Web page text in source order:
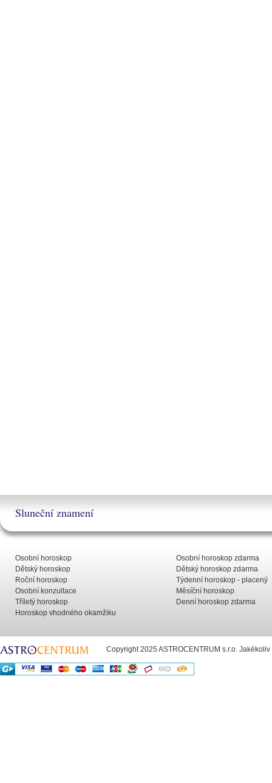
Sluneční znamení
Osobní horoskop
Dětský horoskop
Roční horoskop
Osobní konzultace
Tříletý horoskop
Horoskop vhodného okamžiku
Osobní horoskop zdarma
Dětský horoskop zdarma
Týdenní horoskop - placený
Měsíční horoskop
Denní horoskop zdarma
Copyright 2025 ASTROCENTRUM s.r.o.